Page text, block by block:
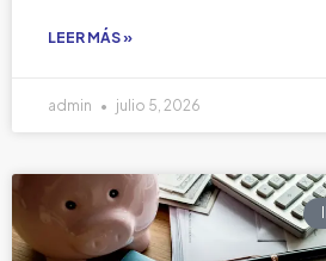
LEER MÁS »
admin julio 5, 2026